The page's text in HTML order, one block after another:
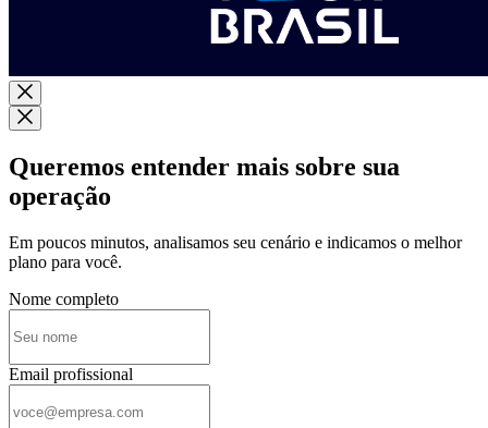
Queremos entender mais sobre sua
operação
Em poucos minutos, analisamos seu cenário e indicamos o melhor
plano para você.
Nome completo
Email profissional